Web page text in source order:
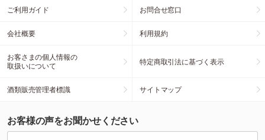
ご利用ガイド お問合せ窓口
会社概要 利用規約
お客さまの個人情報の
取扱いについて
特定商取引法に基づく表示
酒類販売管理者標識 サイトマップ
お客様の声をお聞かせください